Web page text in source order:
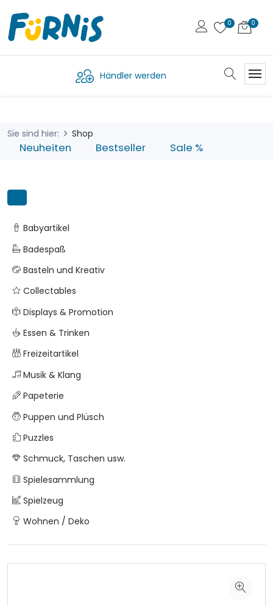
Händler werden
Sie sind hier: Shop
Neuheiten Bestseller Sale %
Babyartikel
Badespaß
Basteln und Kreativ
Collectables
Displays & Promotion
Essen & Trinken
Freizeitartikel
Musik & Klang
Papeterie
Puppen und Plüsch
Puzzles
Schmuck, Taschen usw.
Spielesammlung
Spielzeug
Wohnen / Deko